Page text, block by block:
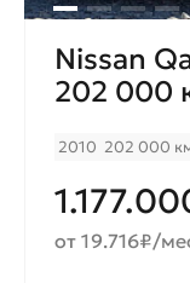
Nissan
202 000
2010 202 000
от 19.716₽/